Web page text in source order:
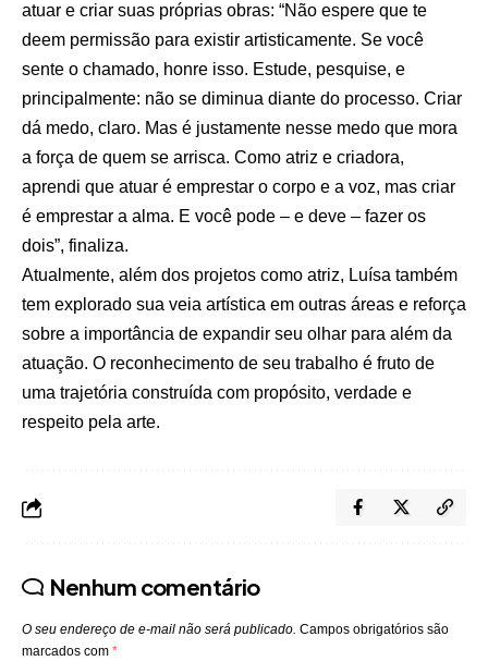
atuar e criar suas próprias obras: “Não espere que te
deem permissão para existir artisticamente. Se você
sente o chamado, honre isso. Estude, pesquise, e
principalmente: não se diminua diante do processo. Criar
dá medo, claro. Mas é justamente nesse medo que mora
a força de quem se arrisca. Como atriz e criadora,
aprendi que atuar é emprestar o corpo e a voz, mas criar
é emprestar a alma. E você pode – e deve – fazer os
dois”, finaliza.
Atualmente, além dos projetos como atriz, Luísa também
tem explorado sua veia artística em outras áreas e reforça
sobre a importância de expandir seu olhar para além da
atuação. O reconhecimento de seu trabalho é fruto de
uma trajetória construída com propósito, verdade e
respeito pela arte.
Nenhum comentário
O seu endereço de e-mail não será publicado. Campos obrigatórios são
marcados com *